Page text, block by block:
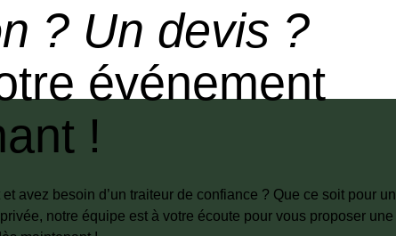
? Un devis ?
événement
!
avez besoin d’un traiteur de confiance ? Que ce soit pour un
notre équipe est à votre écoute pour vous proposer une